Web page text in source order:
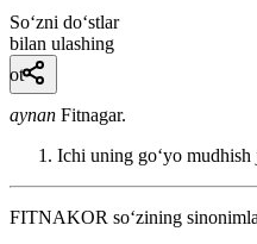
So‘zni do‘stlar
bilan ulashing
ot
aynan Fitnagar.
Ichi uning goʻyo
FITNAKOR so‘zining